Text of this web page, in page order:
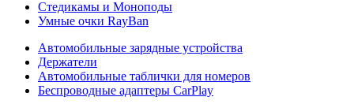
Стедикамы и Моноподы
Умные очки RayBan
Автомобильные зарядные устройства
Держатели
Автомобильные таблички для номеров
Беспроводные адаптеры CarPlay